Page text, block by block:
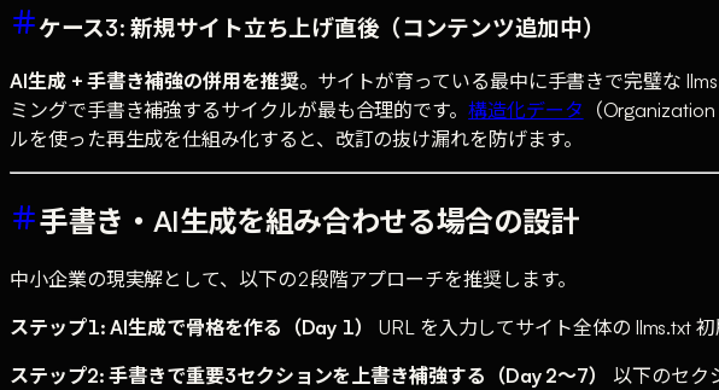
ケース3: 新規サイト立ち上げ直後（コンテンツ追加中）
AI生成 + 手書き補強の併用を推奨。サイトが育っている最中に手書きで完璧な
ミングで手書き補強するサイクルが最も合理的です。構造化データ （
ルを使った再生成を仕組み化すると、改訂の抜け漏れを防げます。
手書き・AI生成を組み合わせる場合の設計
中小企業の現実解として、以下の2段階アプローチを推奨します。
ステップ1: AI生成で骨格を作る（Day 1）
URL を入力してサイト全体の llms.txt
ステップ2: 手書きで重要3セクションを上書き補強する（Day 2〜7）
以下のセク